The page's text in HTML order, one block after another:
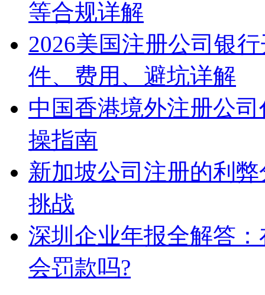
等合规详解
2026美国注册公司银
件、费用、避坑详解
中国香港境外注册公
操指南
新加坡公司注册的利
挑战
深圳企业年报全解答
会罚款吗?